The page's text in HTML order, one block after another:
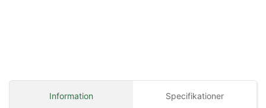
Information Specifikationer